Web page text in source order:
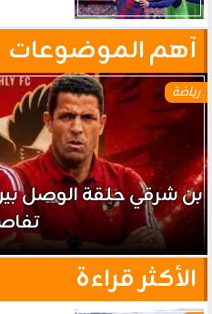
آهم الموضوعات
رياضة
بن شرقي حلقة الوصل
الأكثر قراءة